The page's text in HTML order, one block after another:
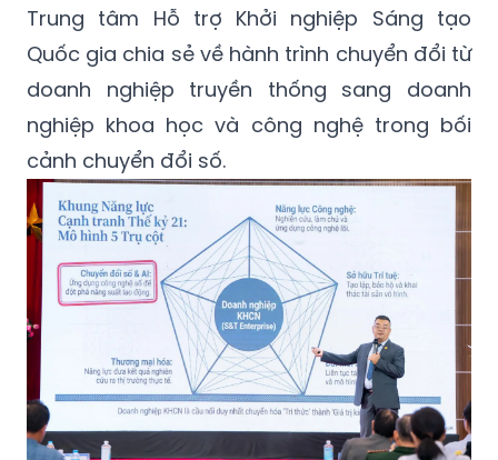
Trung tâm Hỗ trợ Khởi nghiệp Sáng tạo
Quốc gia chia sẻ về hành trình chuyển đổi từ
doanh nghiệp truyền thống sang doanh
nghiệp khoa học và công nghệ trong bối
cảnh chuyển đổi số.